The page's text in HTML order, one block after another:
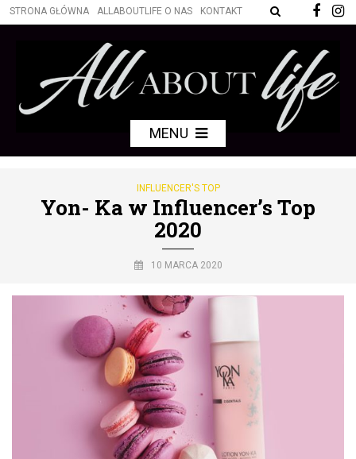
STRONA GŁÓWNA ALLABOUTLIFE O NAS KONTAKT
MENU
INFLUENCER'S TOP
Yon- Ka w Influencer’s Top
2020
10 MARCA 2020